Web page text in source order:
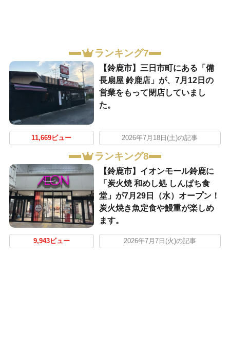
ランキング7
【鈴鹿市】三日市町にある「備
長扇屋 鈴鹿店」が、7月12日の
営業をもって閉店していまし
た。
11,669ビュー 2026年7月18日(土)の記事
ランキング8
【鈴鹿市】イオンモール鈴鹿に
「炭火焼 和めし処 しんぱち食
堂」が7月29日（水）オープン！
炭火焼き魚定食や鰻重が楽しめ
ます。
9,943ビュー 2026年7月7日(火)の記事